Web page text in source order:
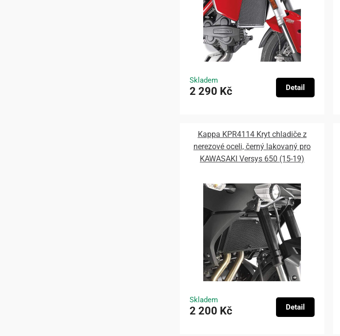
Skladem
2 290 Kč Detail
Kappa KPR4114 Kryt chladiče z
nerezové oceli, černý lakovaný pro
KAWASAKI Versys 650 (15-19)
Skladem
2 200 Kč Detail